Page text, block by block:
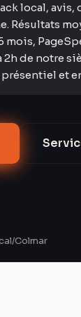
local,
Résultats
mois,
2h de notre
et
/Colmar